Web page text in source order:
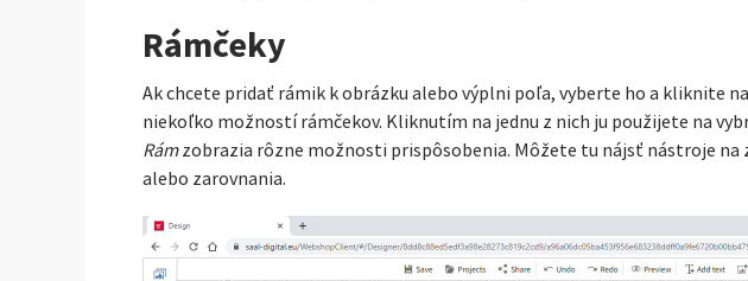
Rámčeky
Ak chcete pridať rámik k obrázku alebo výplni poľa, vyberte ho a kliknite
niekoľko možností rámčekov. Kliknutím na jednu z nich ju použijete na
Rámzobrazia rôzne možnosti prispôsobenia. Môžete tu nájsť nástroje
alebo zarovnania.